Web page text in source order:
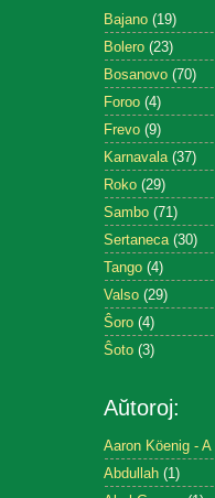
Bajano (19)
Bolero (23)
Bosanovo (70)
Foroo (4)
Frevo (9)
Karnavala (37)
Roko (29)
Sambo (71)
Sertaneca (30)
Tango (4)
Valso (29)
Ŝoro (4)
Ŝoto (3)
Aŭtoroj:
Aaron Köenig - A
Abdullah (1)